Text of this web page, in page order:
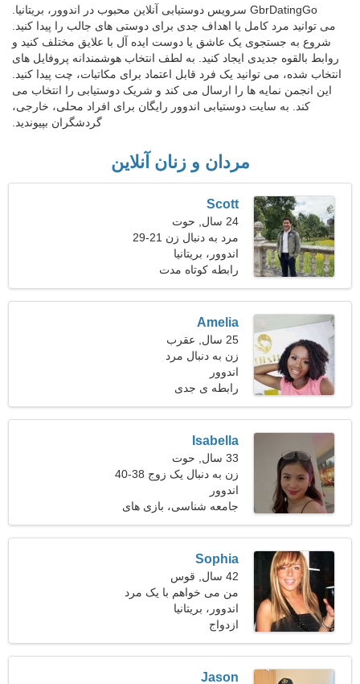
GbrDatingGo سرویس دوستیابی آنلاین محبوب در اندوور، بریتانیا.
می توانید مرد کامل یا اهداف جدی برای دوستی های جالب را پیدا کنید.
شروع به جستجوی یک عاشق یا دوست ایده آل با علایق مختلف کنید و
روابط بالقوه جدیدی ایجاد کنید. به لطف انتخاب هوشمندانه پروفایل های
انتخاب شده، می توانید یک فرد قابل اعتماد برای مکاتبات، چت پیدا کنید.
این انجمن نمایه ها را ارسال می کند و شریک دوستیابی را انتخاب می
کند. به سایت دوستیابی اندوور رایگان برای افراد محلی، خارجی،
گردشگران بپیوندید.
مردان و زنان آنلاین
Scott
24 سال, حوت
مرد به دنبال زن 21-29
اندوور، بریتانیا
رابطه کوتاه مدت
Amelia
25 سال, عقرب
زن به دنبال مرد
اندوور
رابطه ی جدی
Isabella
33 سال, حوت
زن به دنبال یک زوج 38-40
اندوور
جامعه شناسی، بازی های
کامپیوتری
Sophia
42 سال, قوس
من می خواهم با یک مرد
جذاب قرار بگذارم
اندوور، بریتانیا
ازدواج
Jason